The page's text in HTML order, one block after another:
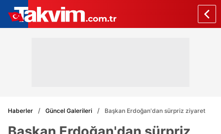
Haberler Güncel Galerileri Başkan Erdoğan'dan sürpriz ziyaret